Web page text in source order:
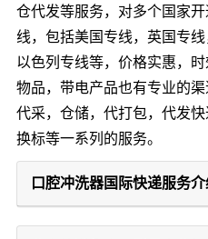
仓代发等服务，对多个国家
线，包括美国专线，英国专
以色列专线等，价格实惠，
物品，带电产品也有专业的
代采，仓储，代打包，代发
换标等一系列的服务。
口腔冲洗器国际快递服务